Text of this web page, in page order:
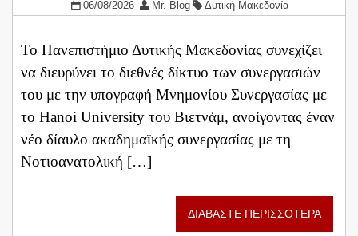
06/08/2026 Mr. Blog Δυτική Μακεδονία
Το Πανεπιστήμιο Δυτικής Μακεδονίας συνεχίζει
να διευρύνει το διεθνές δίκτυο των συνεργασιών
του με την υπογραφή Μνημονίου Συνεργασίας με
το Hanoi University του Βιετνάμ, ανοίγοντας έναν
νέο δίαυλο ακαδημαϊκής συνεργασίας με τη
Νοτιοανατολική […]
ΔΙΑΒΑΣΤΕ ΠΕΡΙΣΣΟΤΕΡΑ